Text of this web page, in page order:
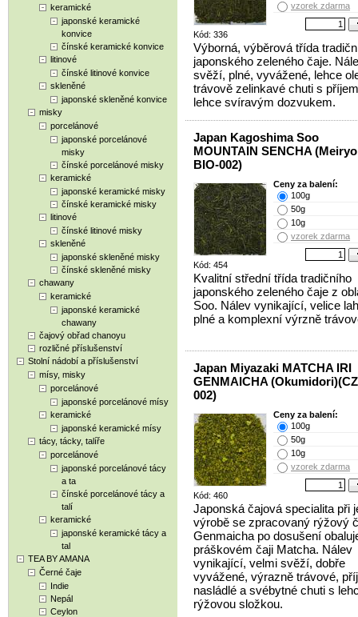
keramické
japonské keramické
konvice
čínské keramické konvice
litinové
čínské litinové konvice
skleněné
japonské skleněné konvice
misky
porcelánové
japonské porcelánové
misky
čínské porcelánové misky
keramické
japonské keramické misky
čínské keramické misky
litinové
čínské litinové misky
skleněné
japonské skleněné misky
čínské skleněné misky
chawany
keramické
japonské keramické
chawany
čajový obřad chanoyu
rozličné příslušenství
Stolní nádobí a příslušenství
mísy, misky
porcelánové
japonské porcelánové mísy
keramické
japonské keramické mísy
tácy, tácky, talíře
porcelánové
japonské porcelánové tácy
a ta
čínské porcelánové tácy a
talí
keramické
japonské keramické tácy a
tal
TEA BY AMANA
Černé čaje
Indie
Nepál
Ceylon
Kód: 336
vzorek zdarma
Výborná, výběrová třída
japonského zeleného čaje.
svěží, plné, vyvážené, lehce
trávově zelinkavé chuti s
lehce svíravým dozvukem.
Japan Kagoshima Soo
MOUNTAIN SENCHA
BIO-002)
Kód: 454
Ceny za balení:
100g
50g
10g
vzorek zdarma
Kvalitní střední třída tradičního
japonského zeleného čaje z
Soo. Nálev vynikající, velice
plné a komplexní výrzně
Japan Miyazaki MATCHA IRI
GENMAICHA
002)
Kód: 460
Ceny za balení:
100g
50g
10g
vzorek zdarma
Japonská čajová specialita při
výrobě se zpracovaný rýžový
Genmaicha po dosušení
práškovém čaji Matcha. Nálev
vynikající, velmi svěží, dobře
vyvážené, výrazně trávové,
nasládlé a svébytné chuti s
rýžovou složkou.